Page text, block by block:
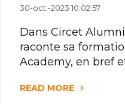
30-oct.-2023 10:02:57
Dans Circet
raconte sa
Academy, en bref
READ MORE